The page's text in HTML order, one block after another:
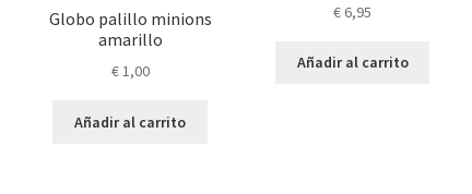
variantes.Globo palillo minions
amarillo
€1,00
Añadir al carrito
€ 6,95
Añadir al carrito